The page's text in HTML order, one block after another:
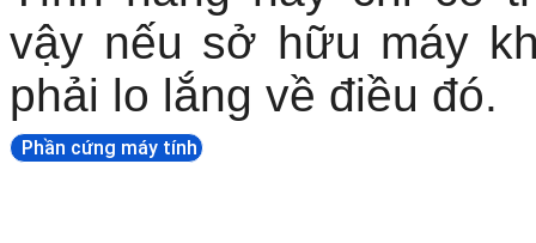
Phần cứng máy tính